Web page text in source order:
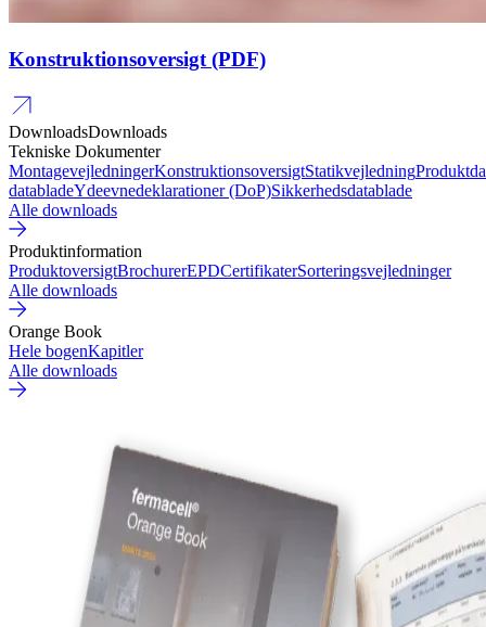
Konstruktionsoversigt (PDF)
DownloadsDownloads
Tekniske Dokumenter
MontagevejledningerKonstruktionsoversigtStatikvejledning
databladeYdeevnedeklarationer (DoP)Sikkerhedsdatablade
Alle downloads
Produktinformation
ProduktoversigtBrochurerEPDCertifikaterSorteringsvejledninger
Alle downloads
Orange Book
Hele bogenKapitler
Alle downloads